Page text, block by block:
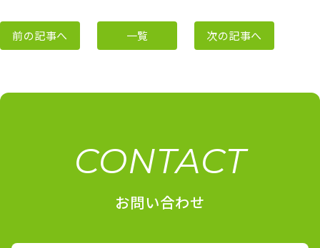
前の記事へ 一覧 次の記事へ
CONTACT
お問い合わせ